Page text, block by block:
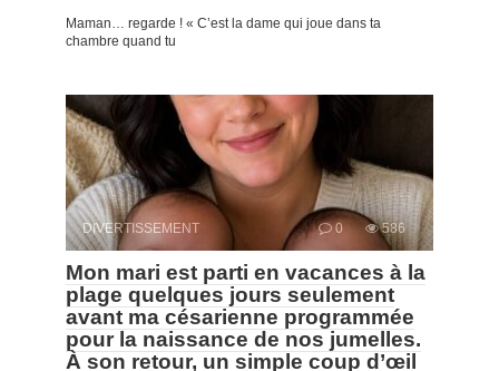
Maman… regarde ! « C’est la dame qui joue dans ta
chambre quand tu
DIVERTISSEMENT 0 586
Mon mari est parti en vacances à la
plage quelques jours seulement
avant ma césarienne programmée
pour la naissance de nos jumelles.
À son retour, un simple coup d’œil